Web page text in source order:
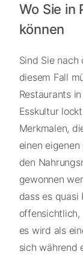
Wo Sie in
können
Sind Sie nach
diesem Fall
Restaurants
Esskultur
Merkmalen,
einen
den
gewonnen
dass es quasi
offensichtlich,
es wird als
sich während